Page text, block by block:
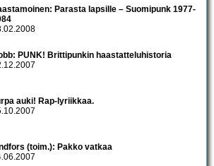
Parasta lapsille – Suomipunk 1977-
PUNK! Brittipunkin haastatteluhistoria
auki! Rap-lyriikkaa.
(toim.): Pakko vatkaa